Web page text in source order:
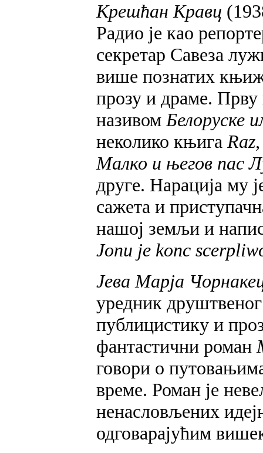
Крешћан Кравц
Радио је као
секретар Савеза
више познатих
прозу и драме. Прву
називомБелоруске
неколико књига
Малко и његов пас
друге. Нарација му
сажета и
нашој земљи и
Jonu je konc
Јева Марја
уредник
публицистику и
фантастични роман
говори о
време. Роман је
ненасловљених
одговарајућим